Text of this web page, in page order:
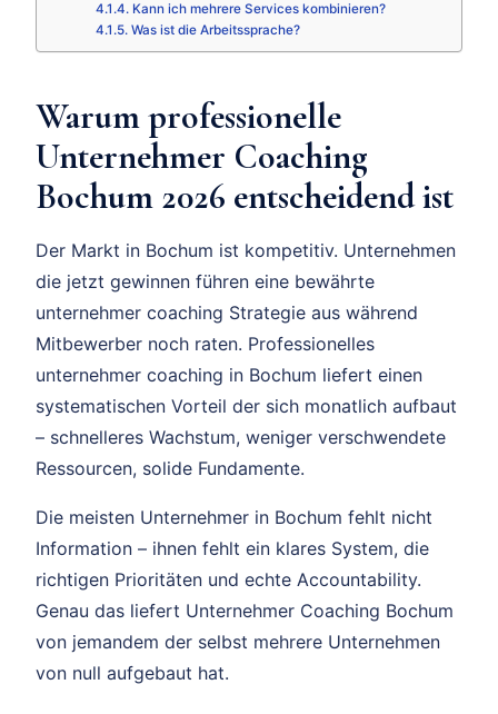
Kann ich mehrere Services kombinieren?
Was ist die Arbeitssprache?
Warum professionelle
Unternehmer Coaching
Bochum 2026 entscheidend ist
Der Markt in Bochum ist kompetitiv. Unternehmen
die jetzt gewinnen führen eine bewährte
unternehmer coaching Strategie aus während
Mitbewerber noch raten. Professionelles
unternehmer coaching in Bochum liefert einen
systematischen Vorteil der sich monatlich aufbaut
– schnelleres Wachstum, weniger verschwendete
Ressourcen, solide Fundamente.
Die meisten Unternehmer in Bochum fehlt nicht
Information – ihnen fehlt ein klares System, die
richtigen Prioritäten und echte Accountability.
Genau das liefert Unternehmer Coaching Bochum
von jemandem der selbst mehrere Unternehmen
von null aufgebaut hat.